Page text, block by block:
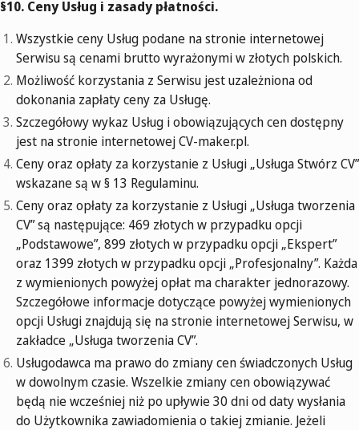
§10. Ceny Usług i zasady płatności.
Wszystkie ceny Usług podane na stronie internetowej
Serwisu są cenami brutto wyrażonymi w złotych polskich.
Możliwość korzystania z Serwisu jest uzależniona od
dokonania zapłaty ceny za Usługę.
Szczegółowy wykaz Usług i obowiązujących cen dostępny
jest na stronie internetowej CV-maker.pl.
Ceny oraz opłaty za korzystanie z Usługi „Usługa Stwórz CV”
wskazane są w § 13 Regulaminu.
Ceny oraz opłaty za korzystanie z Usługi „Usługa tworzenia
CV” są następujące: 469 złotych w przypadku opcji
„Podstawowe”, 899 złotych w przypadku opcji „Ekspert”
oraz 1399 złotych w przypadku opcji „Profesjonalny”. Każda
z wymienionych powyżej opłat ma charakter jednorazowy.
Szczegółowe informacje dotyczące powyżej wymienionych
opcji Usługi znajdują się na stronie internetowej Serwisu, w
zakładce „Usługa tworzenia CV”.
Usługodawca ma prawo do zmiany cen świadczonych Usług
w dowolnym czasie. Wszelkie zmiany cen obowiązywać
będą nie wcześniej niż po upływie 30 dni od daty wysłania
do Użytkownika zawiadomienia o takiej zmianie. Jeżeli